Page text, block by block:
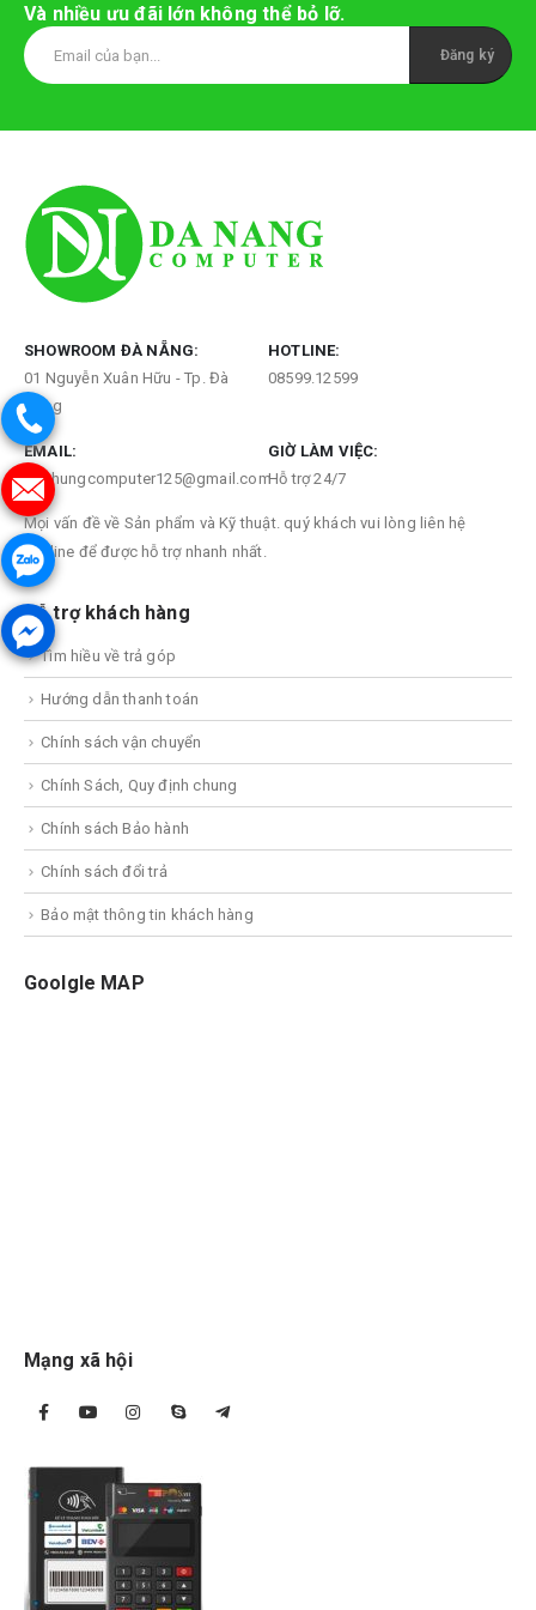
Và nhiều ưu đãi lớn không thể bỏ lỡ.
SHOWROOM ĐÀ NẴNG:
01 Nguyễn Xuân Hữu - Tp. Đà
Nẵng
HOTLINE:
08599.12599
EMAIL:
Viethungcomputer125@gmail.com
GIỜ LÀM VIỆC:
Hỗ trợ 24/7
Mọi vấn đề về Sản phẩm và Kỹ thuật. quý khách vui lòng liên hệ
Hotline để được hỗ trợ nhanh nhất.
Hỗ trợ khách hàng
Tìm hiều về trả góp
Hướng dẫn thanh toán
Chính sách vận chuyển
Chính Sách, Quy định chung
Chính sách Bảo hành
Chính sách đổi trả
Bảo mật thông tin khách hàng
Goolgle MAP
Mạng xã hội